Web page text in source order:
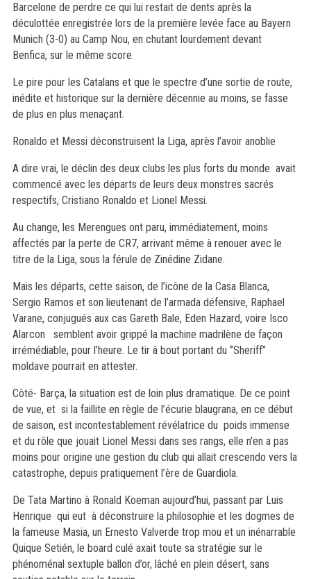
Barcelone de perdre ce qui lui restait de dents après la
déculottée enregistrée lors de la première levée face au Bayern
Munich (3-0) au Camp Nou, en chutant lourdement devant
Benfica, sur le même score.
Le pire pour les Catalans et que le spectre d’une sortie de route,
inédite et historique sur la dernière décennie au moins, se fasse
de plus en plus menaçant.
Ronaldo et Messi déconstruisent la Liga, après l’avoir anoblie
A dire vrai, le déclin des deux clubs les plus forts du monde avait
commencé avec les départs de leurs deux monstres sacrés
respectifs, Cristiano Ronaldo et Lionel Messi.
Au change, les Merengues ont paru, immédiatement, moins
affectés par la perte de CR7, arrivant même à renouer avec le
titre de la Liga, sous la férule de Zinédine Zidane.
Mais les départs, cette saison, de l’icône de la Casa Blanca,
Sergio Ramos et son lieutenant de l’armada défensive, Raphael
Varane, conjugués aux cas Gareth Bale, Eden Hazard, voire Isco
Alarcon semblent avoir grippé la machine madrilène de façon
irrémédiable, pour l’heure. Le tir à bout portant du ‘’Sheriff’’
moldave pourrait en attester.
Côté- Barça, la situation est de loin plus dramatique. De ce point
de vue, et si la faillite en règle de l’écurie blaugrana, en ce début
de saison, est incontestablement révélatrice du poids immense
et du rôle que jouait Lionel Messi dans ses rangs, elle n’en a pas
moins pour origine une gestion du club qui allait crescendo vers la
catastrophe, depuis pratiquement l’ère de Guardiola.
De Tata Martino à Ronald Koeman aujourd’hui, passant par Luis
Henrique qui eut à déconstruire la philosophie et les dogmes de
la fameuse Masia, un Ernesto Valverde trop mou et un inénarrable
Quique Setién, le board culé axait toute sa stratégie sur le
phénoménal sextuple ballon d’or, lâché en plein désert, sans